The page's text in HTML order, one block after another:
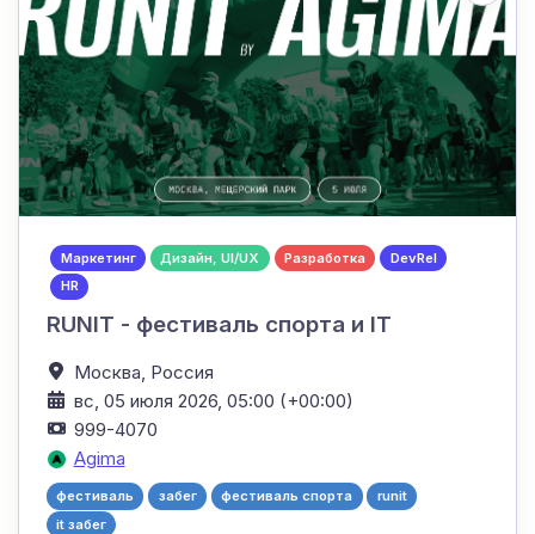
Маркетинг Дизайн, UI/UX Разработка
DevRel
HR
RUNIT - фестиваль спорта и IT
Москва, Россия
вс, 05 июля 2026, 05:00 (+00:00)
999-4070
Agima
фестиваль забег фестиваль спорта
runit
it забег